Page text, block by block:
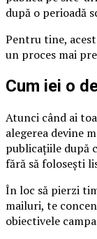
după o perioadă
Pentru tine,
un proces mai
Cum iei o
Atunci când ai
alegerea devine
publicațiile după
fără să folosești
În loc să pierzi
mailuri, te
obiectivele